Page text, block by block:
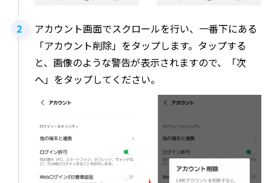
アカウント画面でスクロールを行い、一番下にある
「アカウント削除」をタップします。タップする
と、画像のような警告が表示されますので、「次
へ」をタップしてください。